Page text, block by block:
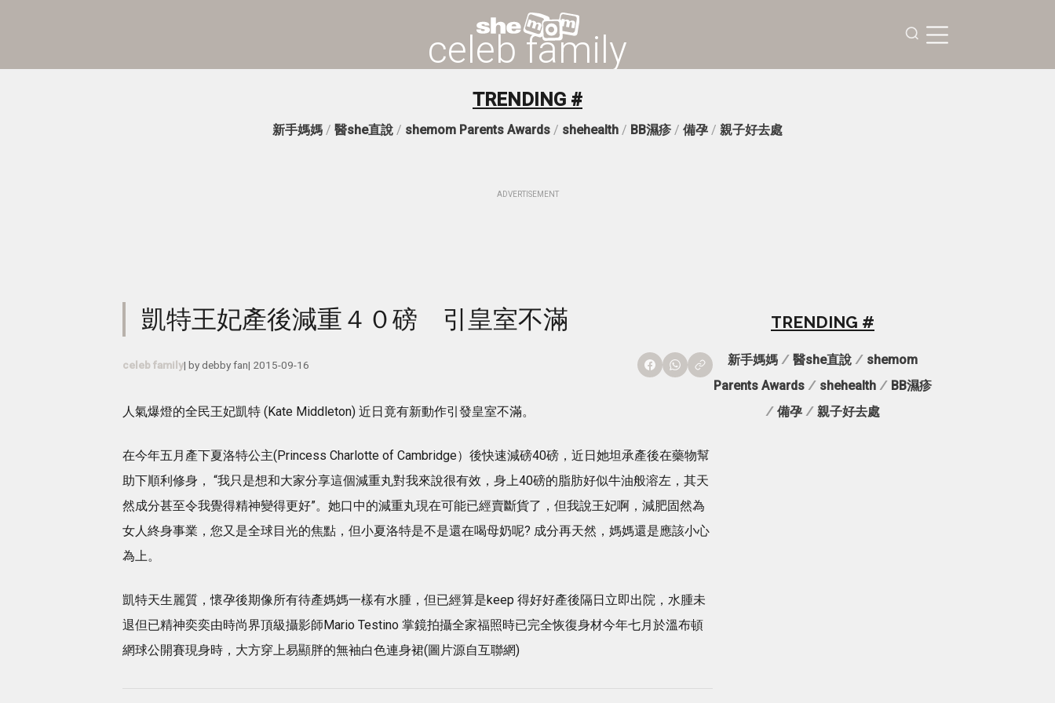
celeb family
TRENDING #
新手媽媽 / 醫she直說 / shemom Parents Awards / shehealth / BB濕疹 / 備孕 / 親子好去處
ADVERTISEMENT
凱特王妃產後減重４０磅 引皇室不滿
celeb family| bydebby fan| 2015-09-16
人氣爆燈的全民王妃凱特 (Kate Middleton) 近日竟有新動作引發皇室不滿。
在今年五月產下夏洛特公主(Princess Charlotte of Cambridge）後快速減磅40磅，近日她坦承產後在藥物幫
助下順利修身， “我只是想和大家分享這個減重丸對我來說很有效，身上40磅的脂肪好似牛油般溶左，其天
然成分甚至令我覺得精神變得更好”。她口中的減重丸現在可能已經賣斷貨了，但我說王妃啊，減肥固然為
女人終身事業，您又是全球目光的焦點，但小夏洛特是不是還在喝母奶呢? 成分再天然，媽媽還是應該小心
為上。
凱特天生麗質，懷孕後期像所有待產媽媽一樣有水腫，但已經算是keep 得好好產後隔日立即出院，水腫未
退但已精神奕奕由時尚界頂級攝影師Mario Testino 掌鏡拍攝全家福照時已完全恢復身材今年七月於溫布頓
網球公開賽現身時，大方穿上易顯胖的無袖白色連身裙(圖片源自互聯網)
TRENDING #
新手媽媽 / 醫she直說 / shemom
Parents Awards / shehealth / BB濕疹
/ 備孕 / 親子好去處